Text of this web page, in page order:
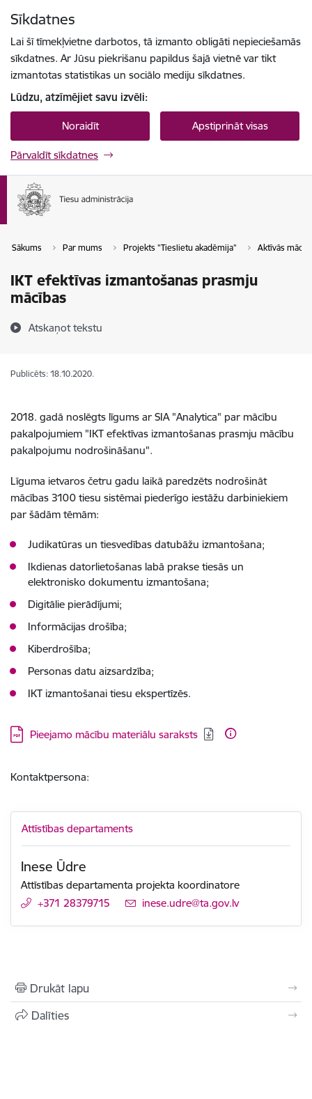
Sīkdatnes
Lai šī tīmekļvietne darbotos, tā izmanto obligāti nepieciešamās
sīkdatnes. Ar Jūsu piekrišanu papildus šajā vietnē var tikt
izmantotas statistikas un sociālo mediju sīkdatnes.
Lūdzu, atzīmējiet savu izvēli:
Noraidīt Apstiprināt visas
Pārvaldīt sīkdatnes
Sākums Par mums Projekts "Tieslietu akadēmija" Aktīvās
IKT efektīvas izmantošanas prasmju
mācības
Atskaņot tekstu
Publicēts: 18.10.2020.
2018. gadā noslēgts līgums ar SIA "Analytica" par mācību
pakalpojumiem "IKT efektīvas izmantošanas prasmju mācību
pakalpojumu nodrošināšanu".
Līguma ietvaros četru gadu laikā paredzēts nodrošināt
mācības 3100 tiesu sistēmai piederīgo iestāžu darbiniekiem
par šādām tēmām:
Judikatūras un tiesvedības datubāžu izmantošana;
Ikdienas datorlietošanas labā prakse tiesās un
elektronisko dokumentu izmantošana;
Digitālie pierādījumi;
Informācijas drošība;
Kiberdrošība;
Personas datu aizsardzība;
IKT izmantošanai tiesu ekspertīzēs.
Lejupielādēt:
Pieejamo mācību materiālu saraksts
Kontaktpersona:
Attīstības departaments
Inese Ūdre
Attīstības departamenta projekta koordinatore
+371 28379715
E-pasts:
inese.udre@ta.gov.lv
Drukāt lapu
Dalīties